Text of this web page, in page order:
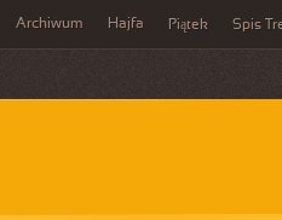
Archiwum Hajfa Piątek Spis